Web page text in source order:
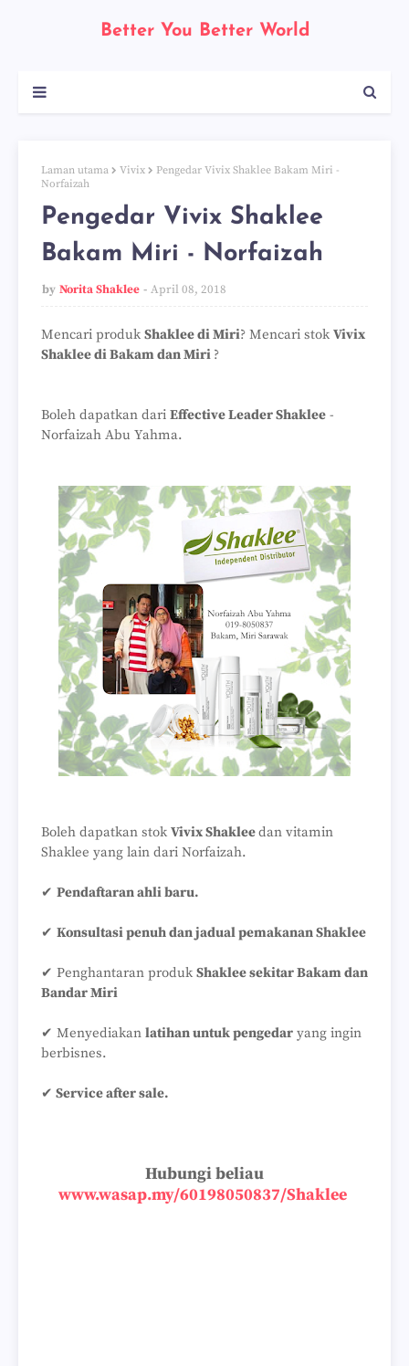
Better You Better World
Laman utama Vivix
Pengedar Vivix Shaklee Bakam Miri -
Norfaizah
Pengedar Vivix Shaklee
Bakam Miri - Norfaizah
by Norita Shaklee April 08, 2018
Mencari produk Shaklee di Miri? Mencari stok Vivix
Shaklee di Bakam dan Miri ?
Boleh dapatkan dari Effective Leader Shaklee -
Norfaizah Abu Yahma.
Boleh dapatkan stok Vivix Shakleedan vitamin
Shaklee yang lain dari Norfaizah.
✔ Pendaftaran ahli baru.
✔ Konsultasi penuh dan jadual pemakanan Shaklee
✔ Penghantaran produk Shaklee sekitar Bakam dan
Bandar Miri
✔ Menyediakan latihan untuk pengedar yang ingin
berbisnes.
✔ Service after sale.
Hubungi beliau
www.wasap.my/60198050837/Shaklee